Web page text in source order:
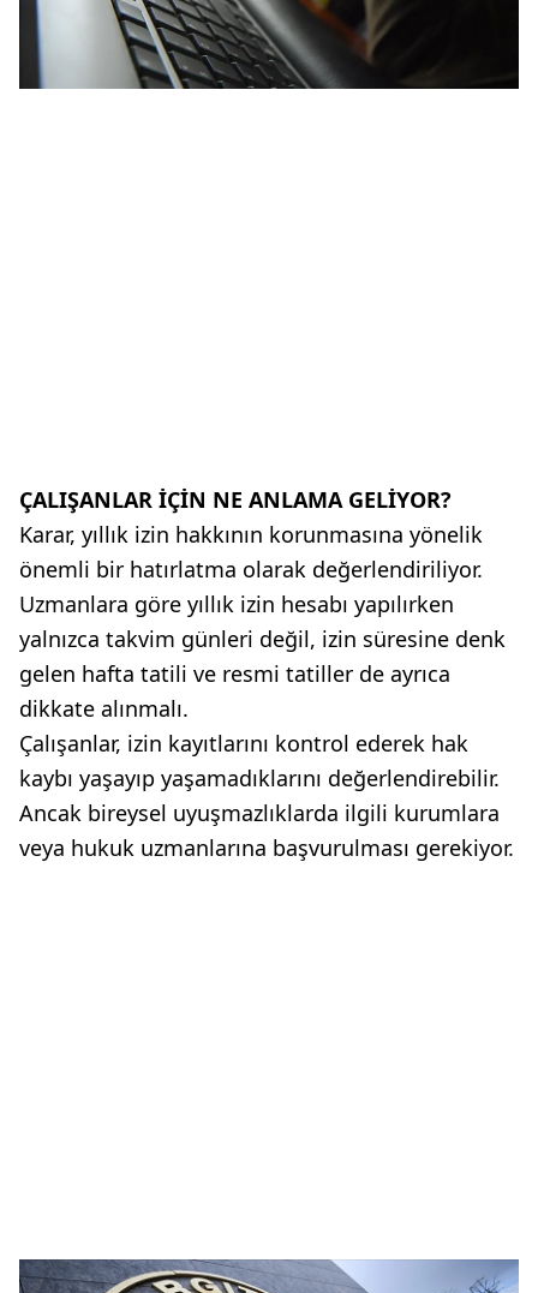
ÇALIŞANLAR İÇİN NE ANLAMA GELİYOR?
Karar, yıllık izin hakkının korunmasına yönelik
önemli bir hatırlatma olarak değerlendiriliyor.
Uzmanlara göre yıllık izin hesabı yapılırken
yalnızca takvim günleri değil, izin süresine denk
gelen hafta tatili ve resmi tatiller de ayrıca
dikkate alınmalı.
Çalışanlar, izin kayıtlarını kontrol ederek hak
kaybı yaşayıp yaşamadıklarını değerlendirebilir.
Ancak bireysel uyuşmazlıklarda ilgili kurumlara
veya hukuk uzmanlarına başvurulması gerekiyor.